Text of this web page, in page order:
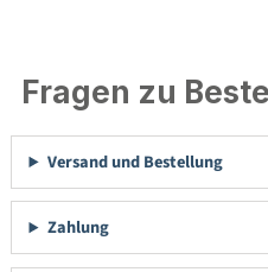
Fragen zu
Versand und Bestellung
Zahlung